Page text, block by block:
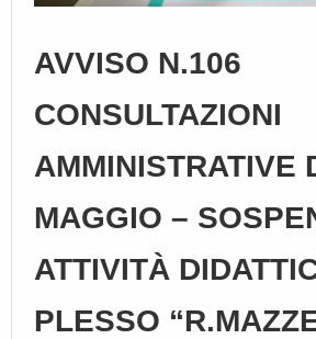
AVVISO N.106
CONSULTAZIONI
AMMINISTRATIVE
MAGGIO –
ATTIVITÀ
PLESSO